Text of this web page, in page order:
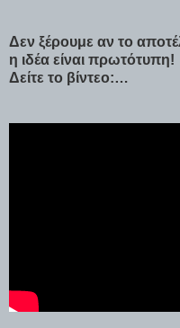
Δεν ξέρουμε αν το
η ιδέα είναι πρωτότυπη!
Δείτε το βίντεο:…